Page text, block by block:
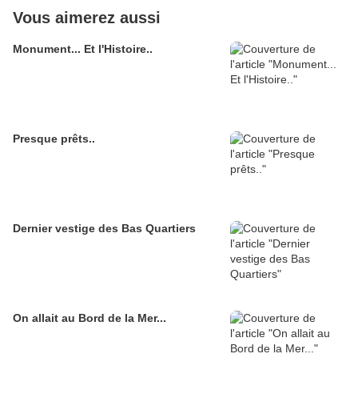
Vous aimerez aussi
Monument... Et l'Histoire..
Presque prêts..
Dernier vestige des Bas Quartiers
On allait au Bord de la Mer...